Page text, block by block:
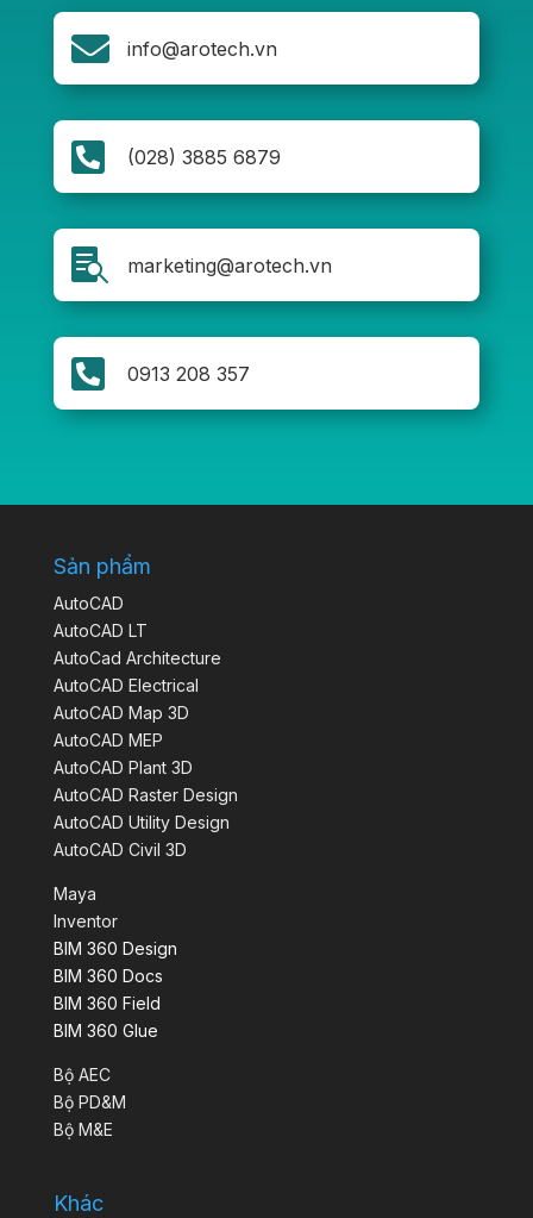
 info@arotech.vn
 (028) 3885 6879
 marketing@arotech.vn
 0913 208 357
Sản phẩm
AutoCAD
AutoCAD LT
AutoCad Architecture
AutoCAD Electrical
AutoCAD Map 3D
AutoCAD MEP
AutoCAD Plant 3D
AutoCAD Raster Design
AutoCAD Utility Design
AutoCAD Civil 3D
Maya
Inventor
BIM 360 Design
BIM 360 Docs
BIM 360 Field
BIM 360 Glue
Bộ AEC
Bộ PD&M
Bộ M&E
Khác